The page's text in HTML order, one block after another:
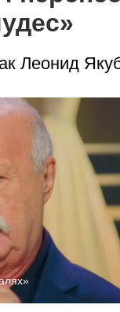
Леонид